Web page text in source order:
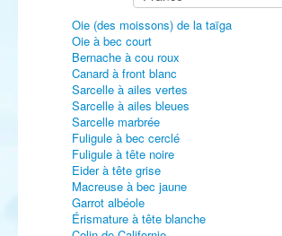
Oie (des moissons) de la taïga
Oie à bec court
Bernache à cou roux
Canard à front blanc
Sarcelle à ailes vertes
Sarcelle à ailes bleues
Sarcelle marbrée
Fuligule à bec cerclé
Fuligule à tête noire
Eider à tête grise
Macreuse à bec jaune
Garrot albéole
Érismature à tête blanche